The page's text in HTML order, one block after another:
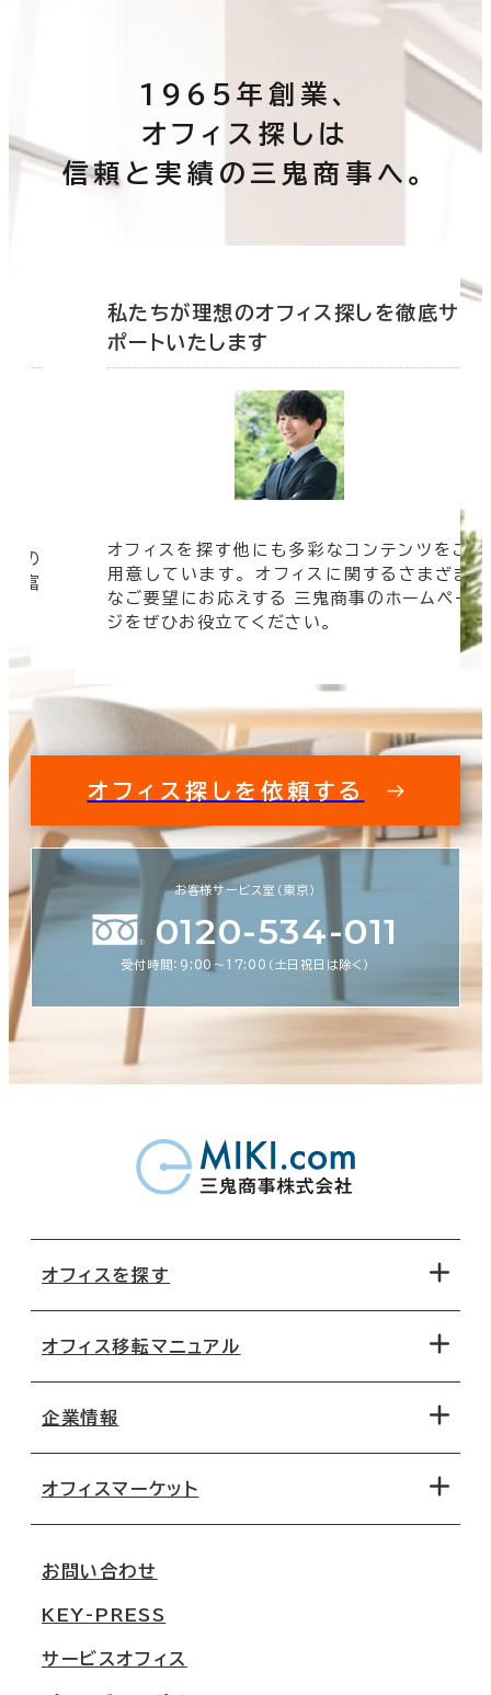
1965年創業、
オフィス探しは
信頼と実績の三鬼商事へ。
の
豊富
私たちが理想のオフィス探しを徹底サ
ポートいたします
オフィスを探す他にも多彩なコンテンツをご
用意しています。 オフィスに関するさまざま
なご要望にお応えする 三鬼商事のホームペー
ジをぜひお役立てください。
オフィス探しを依頼する
お客様サービス室（東京）
0120-534-011
受付時間：9:00〜17:00（土日祝日は除く）
オフィスを探す
地図から探す
路線・駅から探す
オフィス移転マニュアル
移転コストシミュレーション
移転スケジュール
オフィス移転Q&A
企業情報
オフィスマーケット
大阪
名古屋
お問い合わせ
KEY-PRESS
サービスオフィス